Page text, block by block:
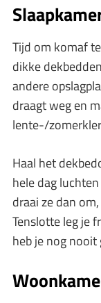
Tijd om komaf
dikke
andere
draagt weg en
lente-/
Haal het
hele dag
draai ze dan
Tenslotte leg je
heb je nog nooit
Woonka